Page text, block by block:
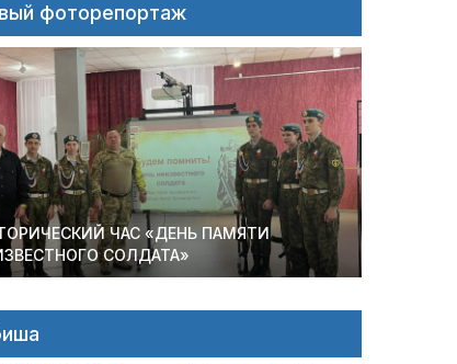
фоторепортаж
ЧАС «ДЕНЬ ПАМЯТИ
СОЛДАТА»